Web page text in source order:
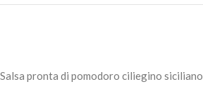
Salsa pronta di pomodoro ciliegino siciliano